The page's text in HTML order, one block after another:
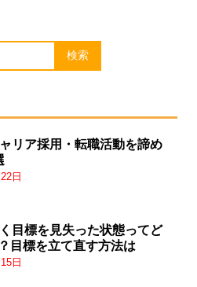
検索
リア採用・転職活動を諦め
日
目標を見失った状態ってど
目標を立て直す方法は
日